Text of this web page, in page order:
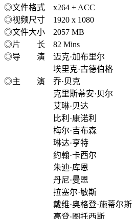
◎文件格式 x264 + ACC
◎视频尺寸 1920 x 1080
◎文件大小 2057 MB
◎片 长 82 Mins
◎导 演 迈克·加布里尔
埃里克·古德伯格
◎主 演 乔·贝克
克里斯蒂安·贝尔
艾琳·贝达
比利·康诺利
梅尔·吉布森
琳达·亨特
约翰·卡西尔
朱迪·库恩
丹尼·曼恩
拉塞尔·敏斯
戴维·奥格登·施蒂尔斯
高登·图托西斯